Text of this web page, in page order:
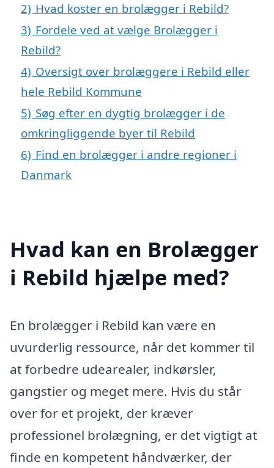
2) Hvad koster en brolægger i Rebild?
3) Fordele ved at vælge Brolægger i
Rebild?
4) Oversigt over brolæggere i Rebild eller
hele Rebild Kommune
5) Søg efter en dygtig brolægger i de
omkringliggende byer til Rebild
6) Find en brolægger i andre regioner i
Danmark
Hvad kan en Brolægger
i Rebild hjælpe med?
En brolægger i Rebild kan være en
uvurderlig ressource, når det kommer til
at forbedre udearealer, indkørsler,
gangstier og meget mere. Hvis du står
over for et projekt, der kræver
professionel brolægning, er det vigtigt at
finde en kompetent håndværker, der